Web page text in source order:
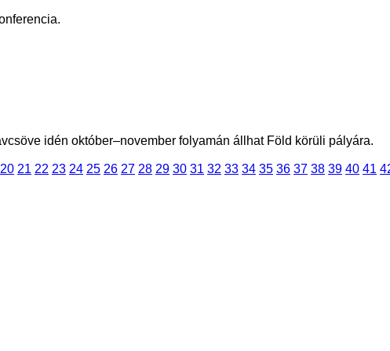
idén október–november folyamán állhat Föld körüli pályára.
20 21 22 23 24 25 26 27 28 29 30 31 32 33 34 35 36 37 38 39 40 41